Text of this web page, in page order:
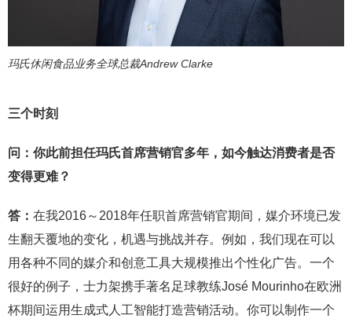
玛氏休闲食品业务全球总裁Andrew Clarke
三个时刻
问：你此前担任玛氏首席营销官多年，如今触达消费者是否
变得更难？
答： 在我2016～2018年任职首席营销官期间，媒介环境已发
生翻天覆地的变化，机遇与挑战并存。例如，我们现在可以
用各种不同的媒介和创意工具大规模推出个性化广告。一个
很好的例子，士力架携手著名足球教练José Mourinho在欧洲
杯期间运用生成式人工智能打造营销活动。你可以制作一个